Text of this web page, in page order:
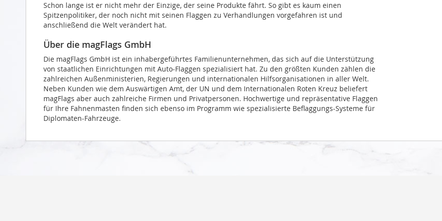
Schon lange ist er nicht mehr der Einzige, der seine Produkte fährt. So gibt es kaum einen
Spitzenpolitiker, der noch nicht mit seinen Flaggen zu Verhandlungen vorgefahren ist und
anschließend die Welt verändert hat.
Über die magFlags GmbH
Die magFlags GmbH ist ein inhabergeführtes Familienunternehmen, das sich auf die Unterstützung
von staatlichen Einrichtungen mit Auto-Flaggen spezialisiert hat. Zu den größten Kunden zählen die
zahlreichen Außenministerien, Regierungen und internationalen Hilfsorganisationen in aller Welt.
Neben Kunden wie dem Auswärtigen Amt, der UN und dem Internationalen Roten Kreuz beliefert
magFlags aber auch zahlreiche Firmen und Privatpersonen. Hochwertige und repräsentative Flaggen
für Ihre Fahnenmasten finden sich ebenso im Programm wie spezialisierte Beflaggungs-Systeme für
Diplomaten-Fahrzeuge.